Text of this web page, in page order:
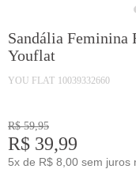
Sandália Feminina
Youflat
YOU FLAT 10039332660
R$ 59,95
R$ 39,99
5x de R$ 8,00 sem juros